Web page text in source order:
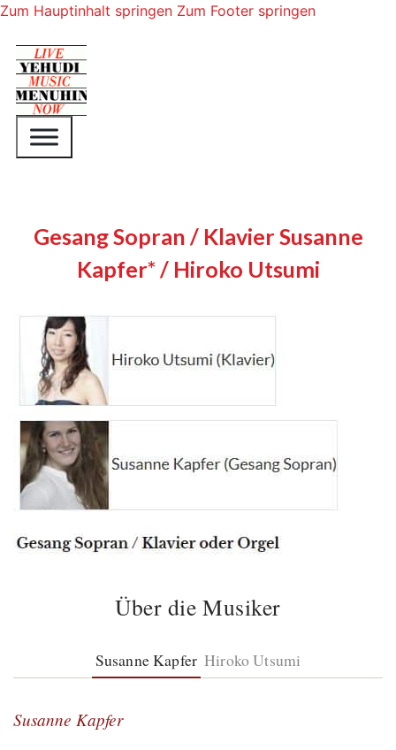
Zum Hauptinhalt springen Zum Footer springen
Gesang Sopran / Klavier Susanne
Kapfer* / Hiroko Utsumi
Über die Musiker
Susanne Kapfer Hiroko Utsumi
Susanne Kapfer